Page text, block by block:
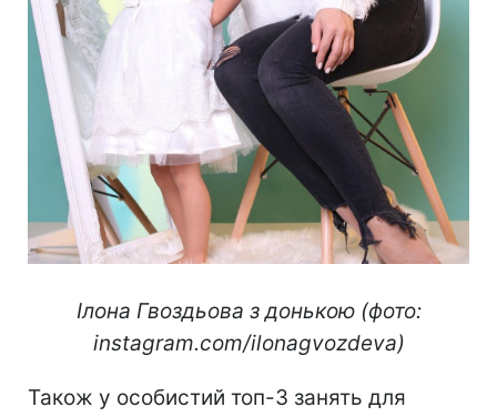
Ілона Гвоздьова з донькою (фото:
instagram.com/ilonagvozdeva)
Також у особистий топ-3 занять для